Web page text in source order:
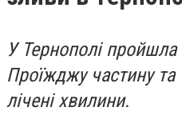
У Тернополі
Проїжджу частину та
лічені хвилини.